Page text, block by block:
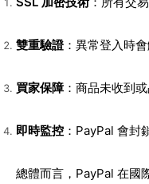
雙重驗證：異常登入時
買家保障：商品未收到或
即時監控 ：PayPal 會封
總體而言，PayPal 在國